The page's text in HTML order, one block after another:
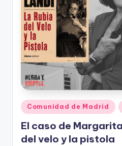
Publicado
en
Comunidad de Madrid
El caso de
del velo y la pistola